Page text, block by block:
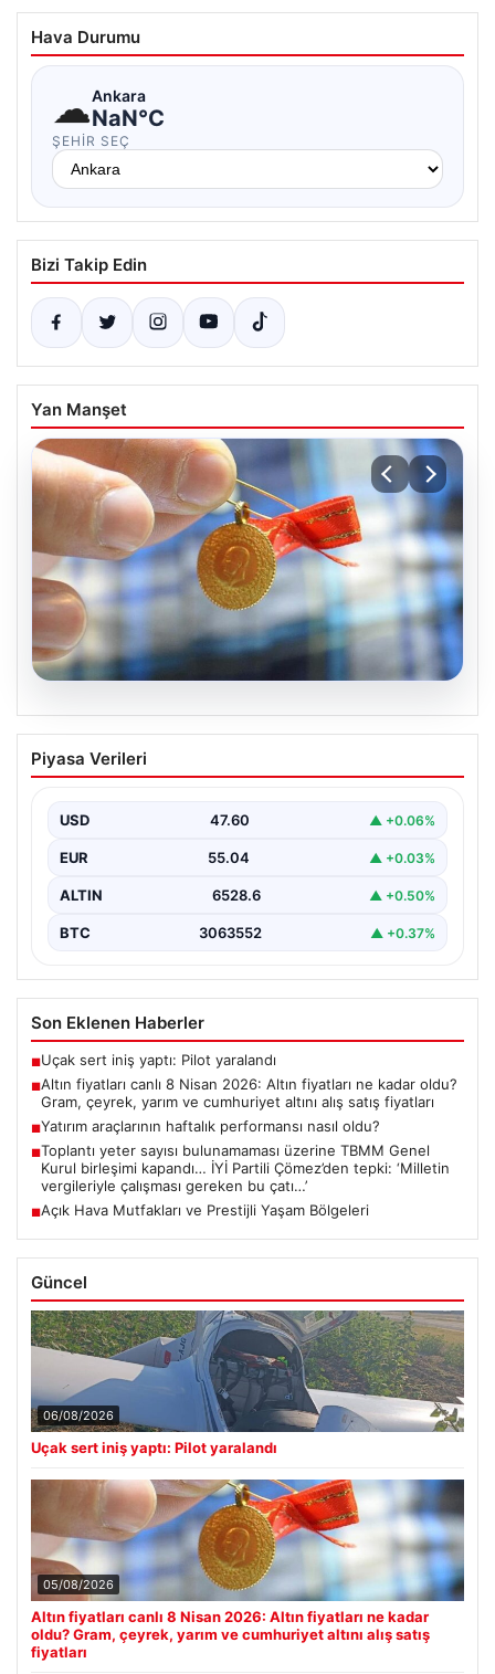
Hava Durumu
☁Ankara
NaN°C
ŞEHIR SEÇ
Bizi Takip Edin
Yan Manşet
05.08.2026
Altın fiyatları canlı 8 Nisan 2026: Altın
fiyatları ne kadar oldu? Gram, çeyrek,
fiyatları
{ "title": "8 Nisan 2026 Altın Fiyatları Canlı Takip: Gram,
Çeyrek ve Cumhuriyet Altını…
Piyasa Verileri
USD 47.60 ▲ +0.06%
EUR 55.04 ▲ +0.03%
ALTIN 6528.6 ▲ +0.50%
BTC 3063552 ▲ +0.37%
Son Eklenen Haberler
■Uçak sert iniş yaptı: Pilot yaralandı
■Altın fiyatları canlı 8 Nisan 2026: Altın fiyatları ne kadar oldu?
Gram, çeyrek, yarım ve cumhuriyet altını alış satış fiyatları
■Yatırım araçlarının haftalık performansı nasıl oldu?
■Toplantı yeter sayısı bulunamaması üzerine TBMM Genel
Kurul birleşimi kapandı… İYİ Partili Çömez’den tepki: ‘Milletin
vergileriyle çalışması gereken bu çatı…’
■Açık Hava Mutfakları ve Prestijli Yaşam Bölgeleri
Güncel
06/08/2026
Uçak sert iniş yaptı: Pilot yaralandı
05/08/2026
Altın fiyatları canlı 8 Nisan 2026: Altın fiyatları ne kadar
oldu? Gram, çeyrek, yarım ve cumhuriyet altını alış satış
fiyatları